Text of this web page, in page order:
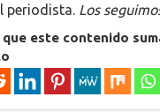
periodista. Los
que este contenido